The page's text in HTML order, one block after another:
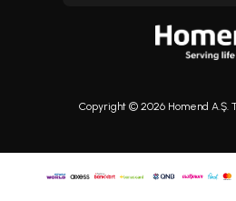
Copyright © 2026 Homend A.Ş.